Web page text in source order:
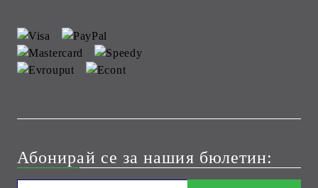
Абонирай се за нашия бюлетин: